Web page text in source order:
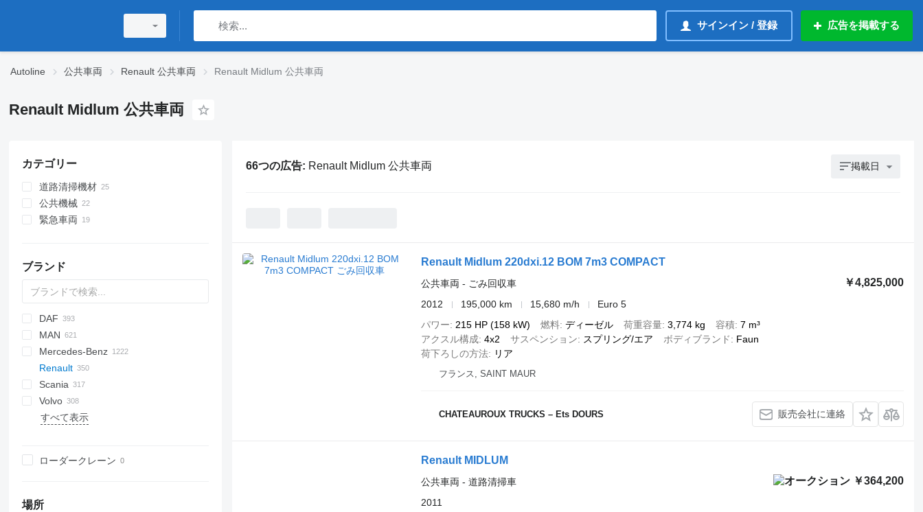
サインイン / 登録 広告を掲載する
Autoline 公共車両 Renault 公共車両 Renault Midlum 公共車両
Renault Midlum 公共車両
カテゴリー
道路清掃機材
道路清掃車
散水トラック
公共機械
ごみ回収車
フックリフトトラック
ゴミ箱回収機
緊急車両
ブランド
D-series
M-series
200 - series
A series
2-Series
X-Series
B-series
Nordic
Scandia
BU
CityCat
CityFant
BPO
CK
Express
Tahoe
Berlingo
Jumper
Jumpy
C-series
DAF
AS
CF
LF
XB
XD
XF
Eagle
Elite
DFL
90
120
200
850
1100
1300
MINI
TKB
Virtus
Doblo
Ducato
Scudo
Talento
S-series
3542D
Cargo
Explorer
F-series
Ranger
Tourneo
T series
Auman
BJ
FL
53
C series
X series
C-series
T-series
W-series
G-series
Citymaster
Hamster
Jonas
Scrubmaster
HW
700
Ranger
HMF
C
ZZ
P-series
ST
EX-series
H-series
HD-series
L-series
W-series
Daily
EuroCargo
Eurofire
Eurotech
Magirus
S-Way
Trakker
4300
7400
PayStar
WorkStar
ELF
FVR
Forward
M-Series
NPR
NQR
N-Series
M-series
X-series
C
V-series
43118
65053
SDR
A-series
F-series
B-series
ICC
KM
KSM
MIC
PB
Defender
MAN
F8
KAT
L2000
LE
NL series
TGL
5336
DLK
PN
Mercedes-Benz
Actros
Antos
Arocs
Atego
LAF
Canter
Canter
M-series
TREMO
ANCR
Stratos
CR
SR
Atlas
Atleon
Cabstar
Caravan
Patrol
Blitz
Movano
Vivaro
320
Boxer
Expert
Porter
TCI
Husky
Leitwolf
T-series
T130
T131
T132
Axeo
SA
530
540
560
580
Renault
C-series
C 320
C 380
D-series
D 12
D 18
D Wide
G260
K 380
Kerax
RB48
Scania
G-series
L-series
R-series
M25H
Minor
Cityjet
Cleango
Swingo
SL
F3000
L3000
371
E-series
244
LT
13S23
17S
815
Phoenix
800
6100
7300
FM
Dyna
Hiace
4320
Amarok
Constellation
Transporter
Volvo
B-series
FH
131
すべて表示
ローダークレーン
場所
66つの広告: Renault Midlum 公共車両 掲載日
Renault Midlum 220dxi.12 BOM 7m3 COMPACT
￥4,825,000
公共車両 - ごみ回収車
2012
195,000 km 15,680 m/h
Euro 5
パワー
215 HP (158 kW) 燃料 ディーゼル 荷重容量 3,774 kg 容積 7 m³
アクスル構成 4x2 サスペンション スプリング/エア ボディブランド
Faun
荷下ろしの方法
リア
フランス, SAINT MAUR
CHATEAUROUX TRUCKS – Ets DOURS 販売会社に連絡
Renault MIDLUM
￥364,200
公共車両 - 道路清掃車
2011